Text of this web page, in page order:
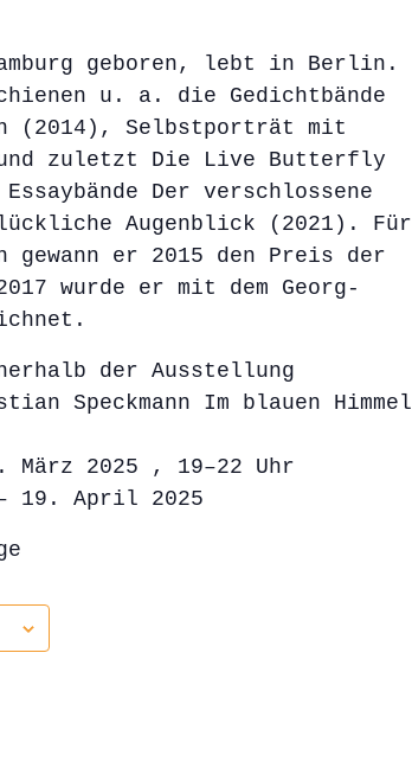
geboren, lebt in Berlin.
u. a. die Gedichtbände
(2014), Selbstporträt mit
und zuletzt Die Live Butterfly
Der verschlossene
Augenblick (2021). Für
gewann er 2015 den Preis der
wurde er mit dem Georg-
der Ausstellung
Speckmann Im blauen Himmel
2025 , 19–22 Uhr
19. April 2025